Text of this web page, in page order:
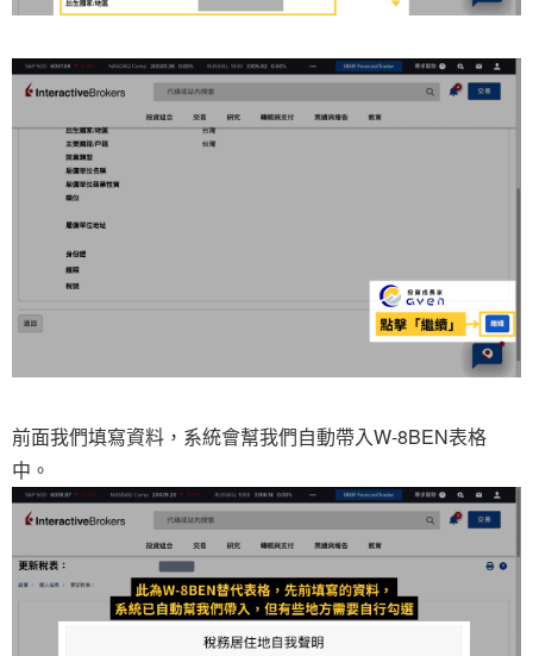
前面我們填寫資料，系統會幫我們自動帶入W-8BEN表格
中。